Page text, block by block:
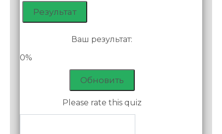
Ваш результат:
0%
Обновить
Please rate this quiz